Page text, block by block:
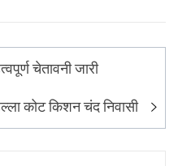
चेतावनी जारी
कोट किशन चंद निवासी